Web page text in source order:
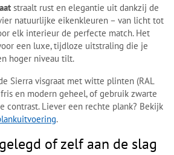
straalt rust en elegantie uit dankzij de
natuurlijke eikenkleuren – van licht tot
elk interieur de perfecte match. Het
een luxe, tijdloze uitstraling die je
hoger niveau tilt.
Sierra visgraat met witte plinten (RAL
en modern geheel, of gebruik zwarte
contrast. Liever een rechte plank? Bekijk
.
of zelf aan de slag